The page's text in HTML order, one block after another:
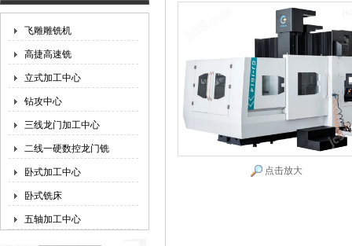
飞雕雕铣机
高捷高速铣
立式加工中心
钻攻中心
三线龙门加工中心
二线一硬数控龙门铣
卧式加工中心
卧式铣床
五轴加工中心
点击放大